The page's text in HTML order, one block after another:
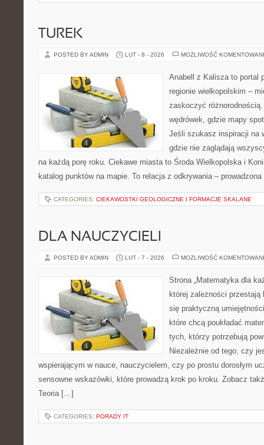
TUREK
POSTED BY ADMIN LUT - 8 - 2026 MOŻLIWOŚĆ
Anabell z Kalisza to portal
regionie wielkopolskim –
zaskoczyć
wędrówek, gdzie mapy
Jeśli szukasz inspiracji na
gdzie nie zaglądają
na każdą porę roku. Ciekawe miasta to Środa Wielkopolska i
katalog punktów na mapie. To relacja z odkrywania –
CATEGORIES: CIEKAWOSTKI GEOLOGICZNE I FORMACJE SKALANE
DLA NAUCZYCIELI
POSTED BY ADMIN LUT - 7 - 2026 MOŻLIWOŚĆ
Strona „Matematyka dla
której zależności
się praktyczną
które chcą poukładać
tych, którzy potrzebują
Niezależnie od tego, czy
wspierającym w nauce, nauczycielem, czy po prostu dorosłym
sensowne wskazówki, które prowadzą krok po kroku. Zobacz
Teoria […]
CATEGORIES: PORADY IT